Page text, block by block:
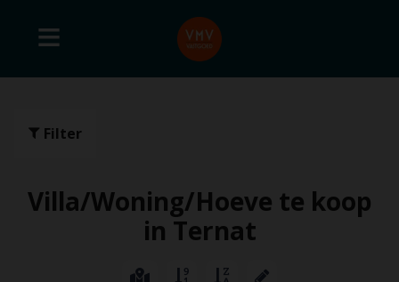
Filter
Villa/Woning/Hoeve te koop
in Ternat